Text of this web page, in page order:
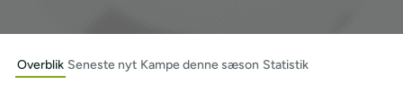
Overblik Seneste nyt Kampe denne sæson Statistik